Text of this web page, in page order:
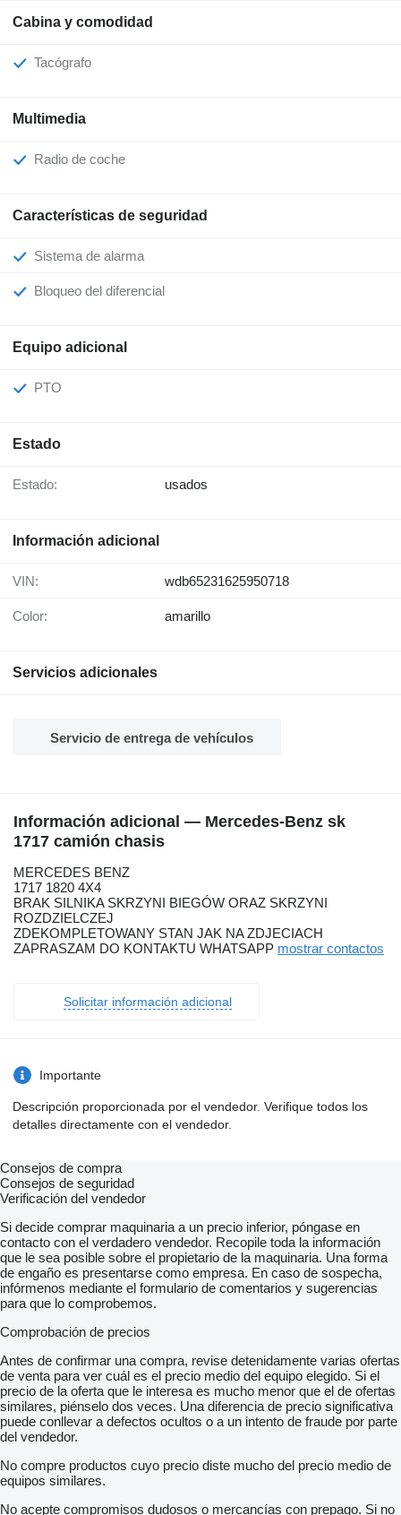
Cabina y comodidad
Tacógrafo
Multimedia
Radio de coche
Características de seguridad
Sistema de alarma
Bloqueo del diferencial
Equipo adicional
PTO
Estado
Estado: usados
Información adicional
VIN: wdb65231625950718
Color: amarillo
Servicios adicionales
Servicio de entrega de vehículos
Información adicional — Mercedes-Benz sk
1717 camión chasis
MERCEDES BENZ
1717 1820 4X4
BRAK SILNIKA SKRZYNI BIEGÓW ORAZ SKRZYNI
ROZDZIELCZEJ
ZDEKOMPLETOWANY STAN JAK NA ZDJECIACH
ZAPRASZAM DO KONTAKTU WHATSAPP mostrar contactos
Solicitar información adicional
Importante
Descripción proporcionada por el vendedor. Verifique todos los
detalles directamente con el vendedor.
Consejos de compra
Consejos de seguridad
Verificación del vendedor
Si decide comprar maquinaria a un precio inferior, póngase en
contacto con el verdadero vendedor. Recopile toda la información
que le sea posible sobre el propietario de la maquinaria. Una forma
de engaño es presentarse como empresa. En caso de sospecha,
infórmenos mediante el formulario de comentarios y sugerencias
para que lo comprobemos.
Comprobación de precios
Antes de confirmar una compra, revise detenidamente varias ofertas
de venta para ver cuál es el precio medio del equipo elegido. Si el
precio de la oferta que le interesa es mucho menor que el de ofertas
similares, piénselo dos veces. Una diferencia de precio significativa
puede conllevar a defectos ocultos o a un intento de fraude por parte
del vendedor.
No compre productos cuyo precio diste mucho del precio medio de
equipos similares.
No acepte compromisos dudosos o mercancías con prepago. Si no